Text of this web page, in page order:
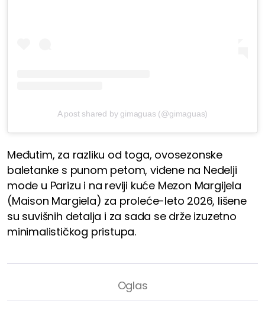
A post shared by gimaguas (@gimaguas)
Međutim, za razliku od toga, ovosezonske
baletanke s punom petom, viđene na Nedelji
mode u Parizu i na reviji kuće Mezon Margijela
(Maison Margiela) za proleće-leto 2026, lišene
su suvišnih detalja i za sada se drže izuzetno
minimalističkog pristupa.